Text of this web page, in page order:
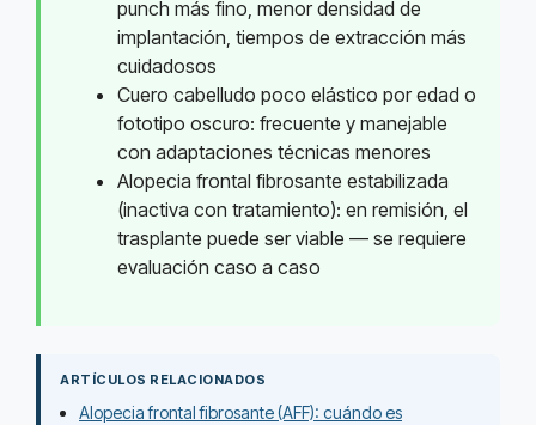
punch más fino, menor densidad de
implantación, tiempos de extracción más
cuidadosos
Cuero cabelludo poco elástico por edad o
fototipo oscuro: frecuente y manejable
con adaptaciones técnicas menores
Alopecia frontal fibrosante estabilizada
(inactiva con tratamiento): en remisión, el
trasplante puede ser viable — se requiere
evaluación caso a caso
ARTÍCULOS RELACIONADOS
Alopecia frontal fibrosante (AFF): cuándo es